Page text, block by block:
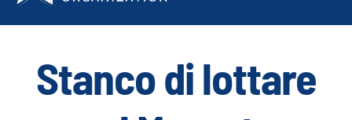
Stanco di lottare